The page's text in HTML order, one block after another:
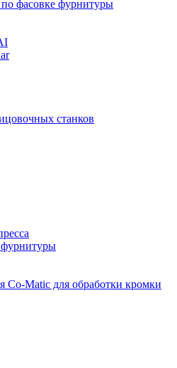
по фасовке фурнитуры
станков
Co-Matic для обработки кромки